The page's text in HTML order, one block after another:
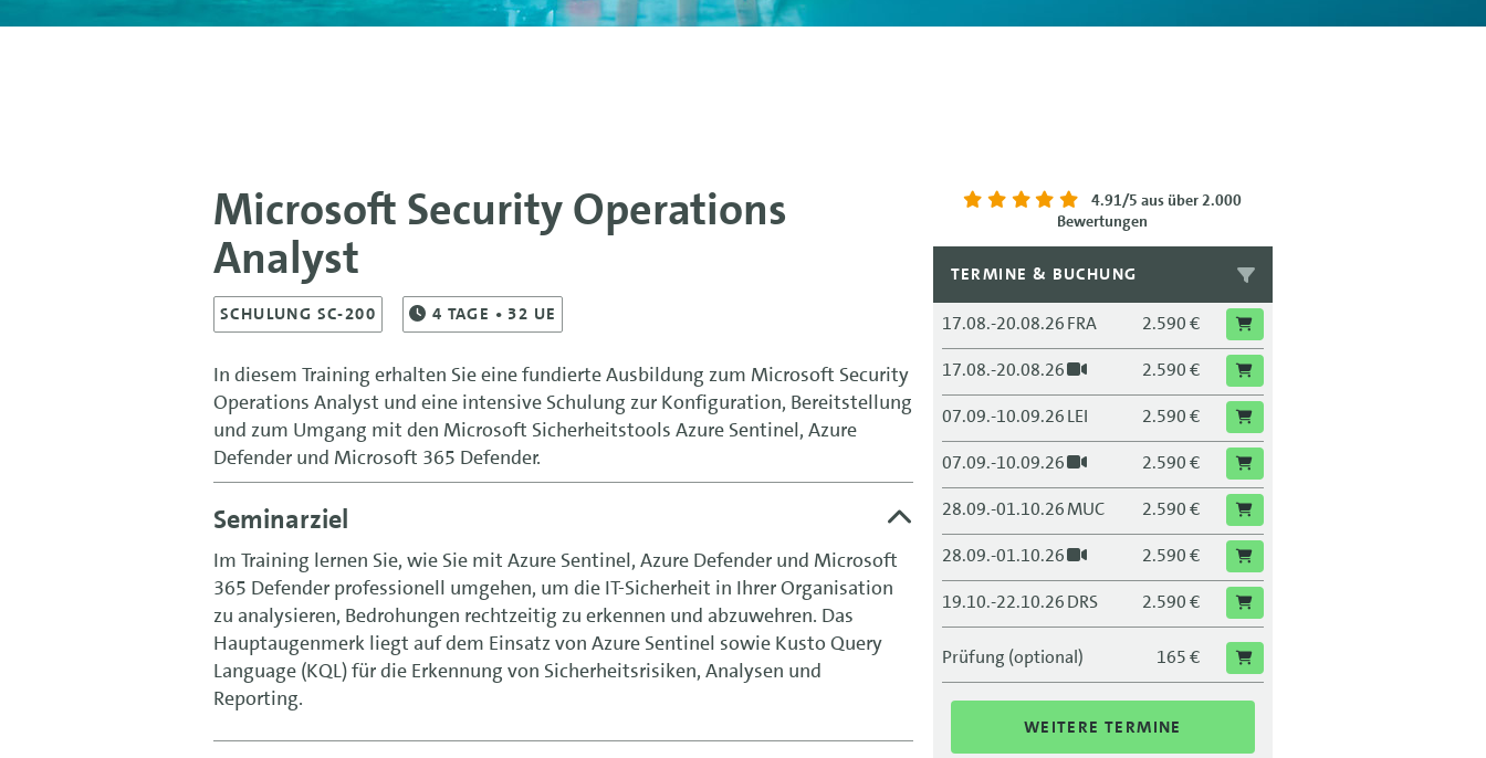
Microsoft Security Operations
Analyst
SCHULUNG SC-200 4 TAGE • 32 UE
In diesem Training erhalten Sie eine fundierte Ausbildung zum Microsoft Security
Operations Analyst und eine intensive Schulung zur Konfiguration, Bereitstellung
und zum Umgang mit den Microsoft Sicherheitstools Azure Sentinel, Azure
Defender und Microsoft 365 Defender.
Seminarziel
Im Training lernen Sie, wie Sie mit Azure Sentinel, Azure Defender und Microsoft
365 Defender professionell umgehen, um die IT-Sicherheit in Ihrer Organisation
zu analysieren, Bedrohungen rechtzeitig zu erkennen und abzuwehren. Das
Hauptaugenmerk liegt auf dem Einsatz von Azure Sentinel sowie Kusto Query
Language (KQL) für die Erkennung von Sicherheitsrisiken, Analysen und
Reporting.
4.91/5 aus über 2.000
Bewertungen
TERMINE & BUCHUNG
17.08.-20.08.26FRA
2.590 €
17.08.-20.08.26
2.590 €
07.09.-10.09.26LEI
2.590 €
07.09.-10.09.26
2.590 €
28.09.-01.10.26MUC
2.590 €
28.09.-01.10.26
2.590 €
19.10.-22.10.26DRS
2.590 €
19.10.-22.10.26
2.590 €
Prüfung (optional) 165 €
WEITERE TERMINE